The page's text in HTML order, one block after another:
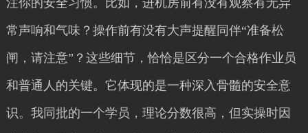
注你的安全习惯。比如，进机房前有没有观察有无异
常声响和气味？操作前有没有大声提醒同伴“准备松
闸，请注意”？这些细节，恰恰是区分一个合格作业员
和普通人的关键。它体现的是一种深入骨髓的安全意
识。我同批的一个学员，理论分数很高，但实操时因